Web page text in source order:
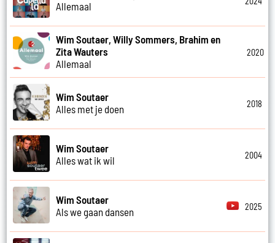
Allemaal
Wim Soutaer, Willy Sommers, Brahim en
Zita Wauters
Allemaal
2020
Wim Soutaer
Alles met je doen
2018
Wim Soutaer
Alles wat ik wil
2004
Wim Soutaer
Als we gaan dansen
2025